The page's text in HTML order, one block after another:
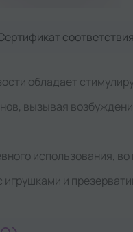
обладает
вызывая
использования,
игрушками и